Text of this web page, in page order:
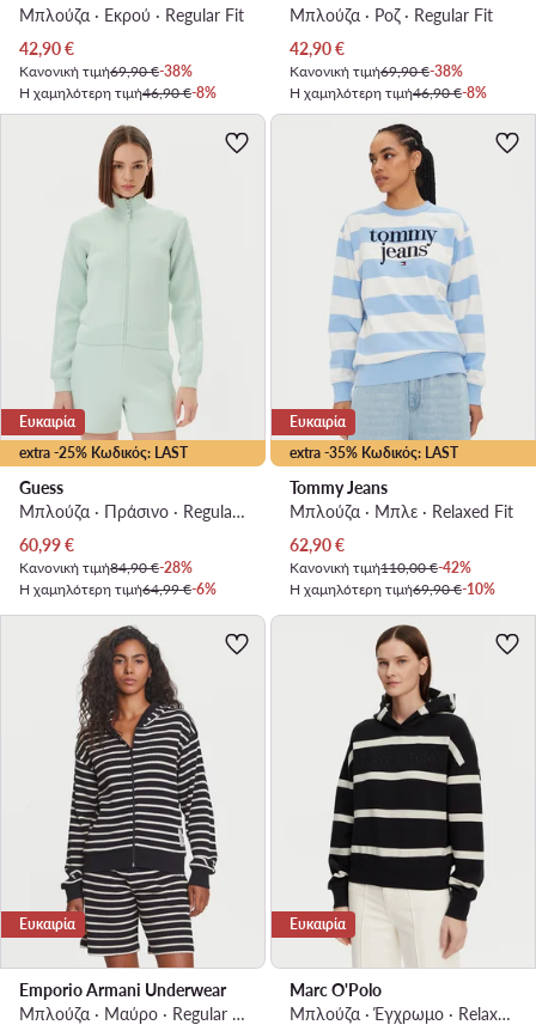
Μπλούζα · Εκρού · Regular Fit
Τρέχουσα τιμή
42,90€
Κανονική τιμή69,90 €-38%
Η χαμηλότερη τιμή46,90 €-8%
Μπλούζα · Ροζ · Regular Fit
Τρέχουσα τιμή
42,90€
Κανονική τιμή69,90 €-38%
Η χαμηλότερη τιμή46,90 €-8%
extra -25% Κωδικός: LAST
Ευκαιρία
Guess
Μπλούζα · Πράσινο · Regular Fit
Τρέχουσα τιμή
60,99€
Κανονική τιμή84,90 €-28%
Η χαμηλότερη τιμή64,99 €-6%
extra -35% Κωδικός: LAST
Ευκαιρία
Tommy Jeans
Μπλούζα · Μπλε · Relaxed Fit
Τρέχουσα τιμή
62,90€
Κανονική τιμή110,00 €-42%
Η χαμηλότερη τιμή69,90 €-10%
Ευκαιρία
Emporio Armani Underwear
Μπλούζα · Μαύρο · Regular Fit
Ευκαιρία
Marc O'Polo
Μπλούζα · Έγχρωμο · Relaxed Fit